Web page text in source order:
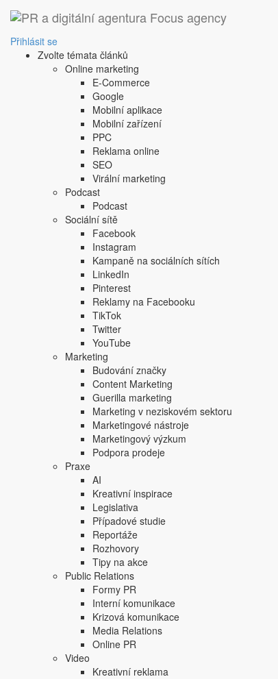
Přihlásit se
Zvolte témata článků
Online marketing
E-Commerce
Google
Mobilní aplikace
Mobilní zařízení
PPC
Reklama online
SEO
Virální marketing
Podcast
Podcast
Sociální sítě
Facebook
Instagram
Kampaně na sociálních sítích
LinkedIn
Pinterest
Reklamy na Facebooku
TikTok
Twitter
YouTube
Marketing
Budování značky
Content Marketing
Guerilla marketing
Marketing v neziskovém sektoru
Marketingové nástroje
Marketingový výzkum
Podpora prodeje
Praxe
AI
Kreativní inspirace
Legislativa
Případové studie
Reportáže
Rozhovory
Tipy na akce
Public Relations
Formy PR
Interní komunikace
Krizová komunikace
Media Relations
Online PR
Video
Kreativní reklama